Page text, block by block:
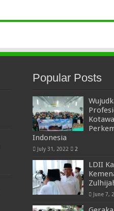
Popular Posts
Indonesia
July 31, 2022 2
LDII
June 7,